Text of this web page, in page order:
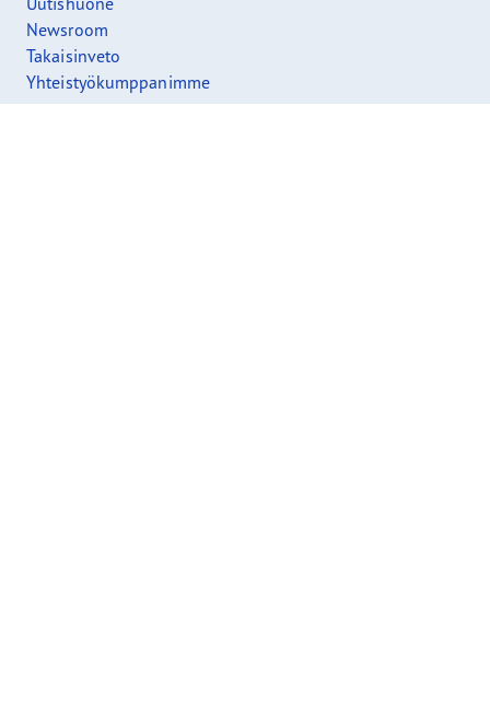
Newsroom
Takaisinveto
Yhteistyökumppanimme